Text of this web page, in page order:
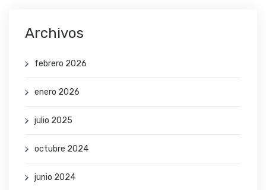
Archivos
febrero 2026
enero 2026
julio 2025
octubre 2024
junio 2024